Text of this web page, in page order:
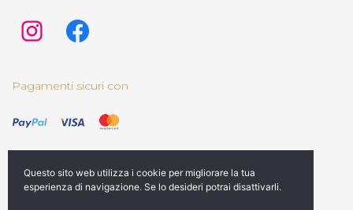
Pagamenti sicuri con
Questo sito web utilizza i cookie per migliorare la tua
esperienza di navigazione. Se lo desideri potrai disattivarli.